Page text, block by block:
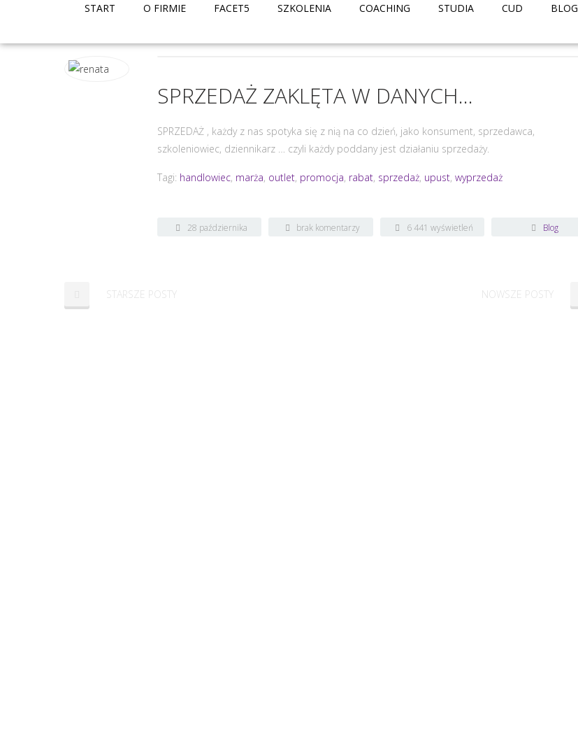
START O FIRMIE FACET5 SZKOLENIA COACHING STUDIA CUD BLOG
SPRZEDAŻ ZAKLĘTA W DANYCH…
SPRZEDAŻ , każdy z nas spotyka się z nią na co dzień, jako konsument, sprzedawca,
szkoleniowiec, dziennikarz … czyli każdy poddany jest działaniu sprzedaży.
Tagi: handlowiec, marża, outlet, promocja, rabat, sprzedaż, upust,wyprzedaż
28 października
brak komentarzy 6 441 wyświetleń Blog
STARSZE POSTY NOWSZE POSTY